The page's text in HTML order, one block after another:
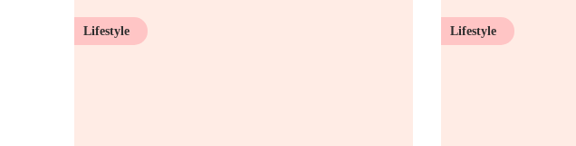
Lifestyle Lifestyle